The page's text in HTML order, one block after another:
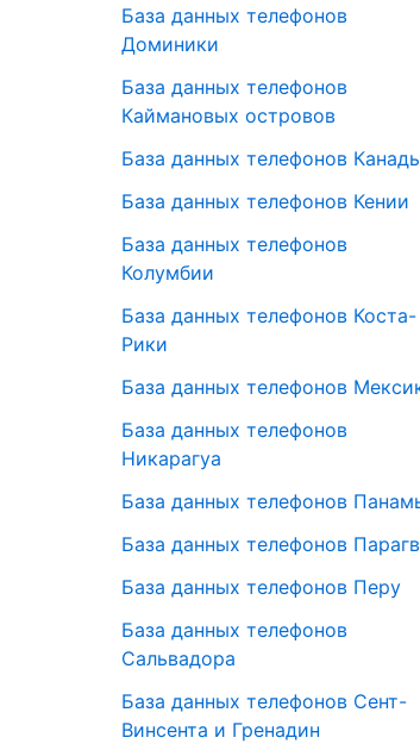
База данных телефонов
Доминики
База данных телефонов
Каймановых островов
База данных телефонов
База данных телефонов Кении
База данных телефонов
Колумбии
База данных телефонов Коста-
Рики
База данных телефонов
База данных телефонов
Никарагуа
База данных телефонов
База данных телефонов
База данных телефонов Перу
База данных телефонов
Сальвадора
База данных телефонов Сент-
Винсента и Гренадин